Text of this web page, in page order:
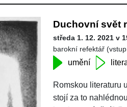
Duchovní svět
středa 1. 12. 2021 v
barokní refektář
umění
Romskou literaturu
stojí za to